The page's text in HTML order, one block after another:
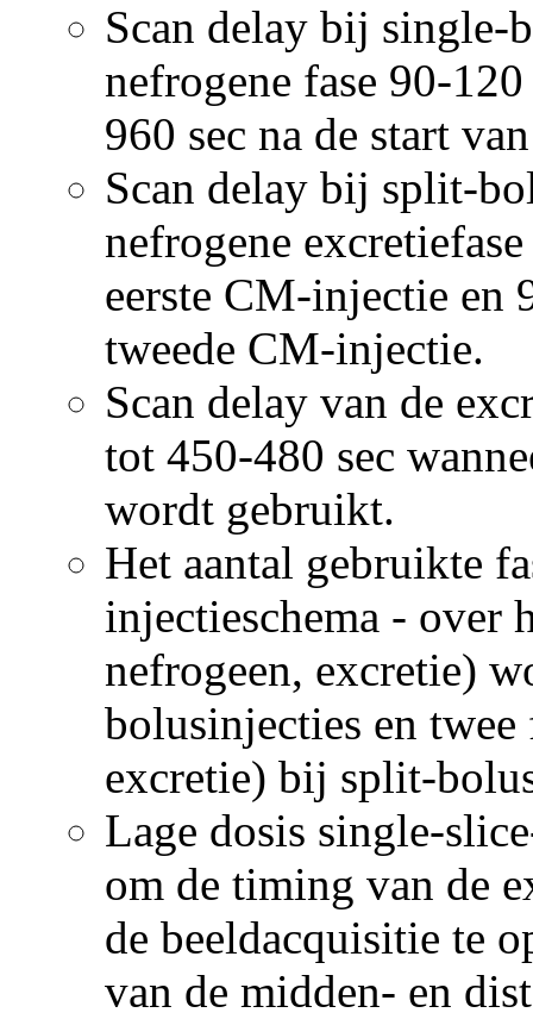
Scan delay bij
nefrogene fase 90-
960 sec na de start
Scan delay bij split-
nefrogene
eerste CM-injectie en
tweede CM-injectie.
Scan delay van de
tot 450-480 sec
wordt gebruikt.
Het aantal gebruikte
injectieschema - over
nefrogeen, excretie)
bolusinjecties en
excretie) bij split-
Lage dosis single-
om de timing van de
de beeldacquisitie te
van de midden- en